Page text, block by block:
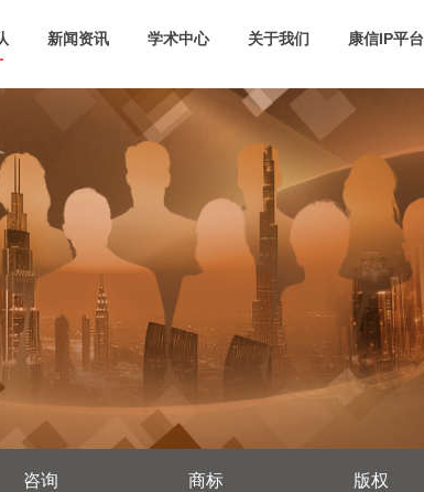
新闻资讯 学术中心 关于我们 康信IP平台
咨询 商标 版权